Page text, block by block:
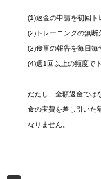
(1)返金の申請を初回ト
(2)トレーニングの無断
(3)食事の報告を毎日毎
(4)週1回以上の頻度で
だたし、全額返金では
食の実費を差し引いた
なりません。